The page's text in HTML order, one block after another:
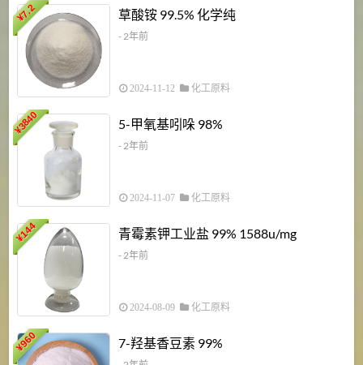
¥
7.2 草酸铵 99.5% 化学纯
- 2年前
2024-11-12 化工原料
¥
3840 5-甲氧基吲哚 98%
- 2年前
2024-11-07 化工原料
¥
144 青霉素钾工业盐 99% 1588u/mg
- 2年前
2024-08-09 化工原料
¥
960 7-羟基香豆素 99%